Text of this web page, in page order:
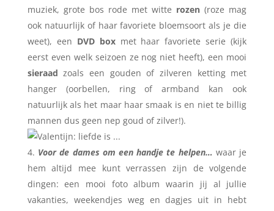
muziek, grote bos rode met witte rozen (roze mag
ook natuurlijk of haar favoriete bloemsoort als je die
weet), een DVD boxmet haar favoriete serie (kijk
eerst even welk seizoen ze nog niet heeft), een mooi
sieraad zoals een gouden of zilveren ketting met
hanger (oorbellen, ring of armband kan ook
natuurlijk als het maar haar smaak is en niet te billig
mannen dus geen nep goud of zilver!).
Voor de dames om een handje te helpen… waar je
hem altijd mee kunt verrassen zijn de volgende
dingen: een mooi foto album waarin jij al jullie
vakanties, weekendjes weg en dagjes uit in hebt